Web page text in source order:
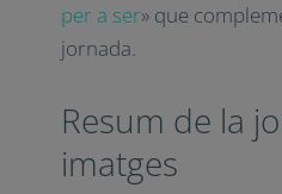
per a ser» que
jornada.
Resum de la
imatges